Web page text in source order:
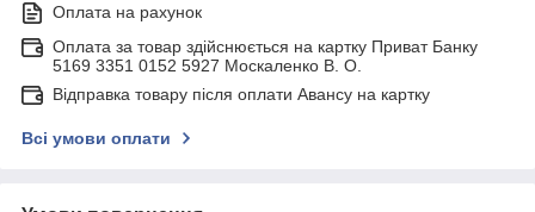
Оплата на рахунок
Оплата за товар здійснюється на картку Приват Банку
5169 3351 0152 5927 Москаленко В. О.
Відправка товару після оплати Авансу на картку
Всі умови оплати